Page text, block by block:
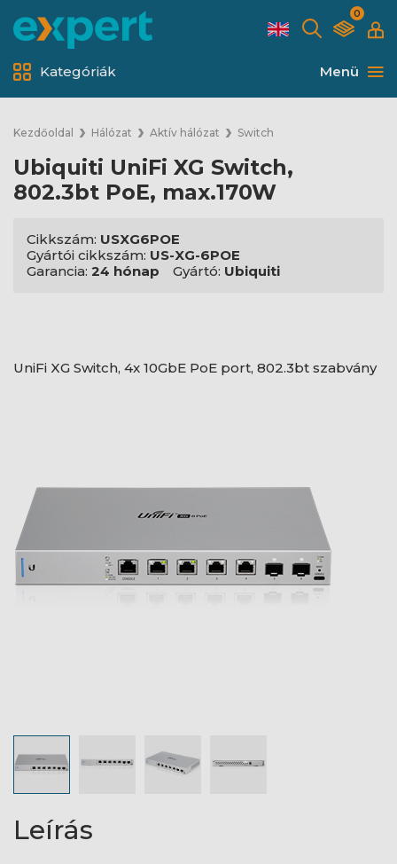
0
Menü
Kategóriák
Kezdőoldal Hálózat Aktív hálózat Switch
Ubiquiti UniFi XG Switch,
802.3bt PoE, max.170W
Cikkszám: USXG6POE
Gyártói cikkszám: US-XG-6POE
Garancia: 24 hónap Gyártó: Ubiquiti
UniFi XG Switch, 4x 10GbE PoE port, 802.3bt szabvány
Leírás